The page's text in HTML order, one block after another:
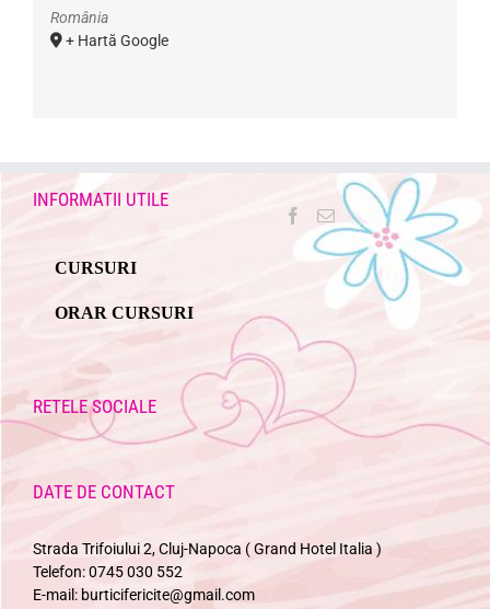
România
+ Hartă Google
INFORMATII UTILE
CURSURI
ORAR CURSURI
RETELE SOCIALE
DATE DE CONTACT
Strada Trifoiului 2, Cluj-Napoca ( Grand Hotel Italia )
Telefon:0745 030 552
E-mail: burticifericite@gmail.com